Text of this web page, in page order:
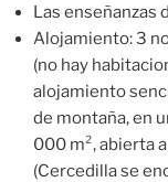
Las enseñanzas
Alojamiento: 3
(no hay
alojamiento
de montaña, en
000 m², abierta
(Cercedilla se